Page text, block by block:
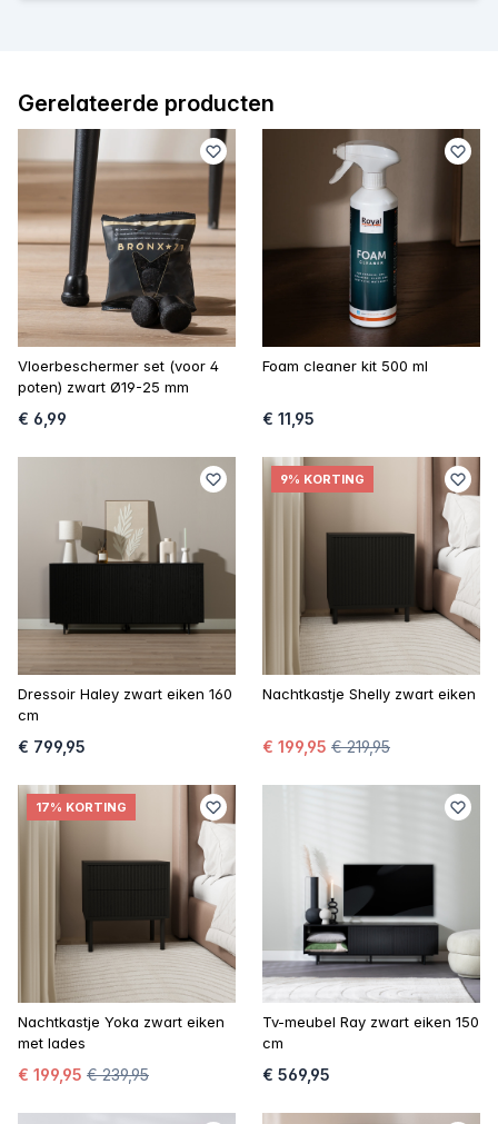
Gerelateerde producten
Vloerbeschermer set (voor 4
poten) zwart Ø19-25 mm
€ 6,99
Foam cleaner kit 500 ml
€ 11,95
Dressoir Haley zwart eiken 160
cm
€ 799,95
9% KORTING
Nachtkastje Shelly zwart eiken
€ 199,95 € 219,95
17% KORTING
Nachtkastje Yoka zwart eiken
met lades
€ 199,95 € 239,95
Tv-meubel Ray zwart eiken 150
cm
€ 569,95